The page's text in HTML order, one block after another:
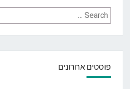
Search
for:
פוסטים אחרונים